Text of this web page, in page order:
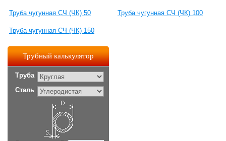
Труба чугунная СЧ (ЧК) 50 Труба чугунная СЧ (ЧК) 100
Труба чугунная СЧ (ЧК) 150
Трубный калькулятор
Труба
Сталь